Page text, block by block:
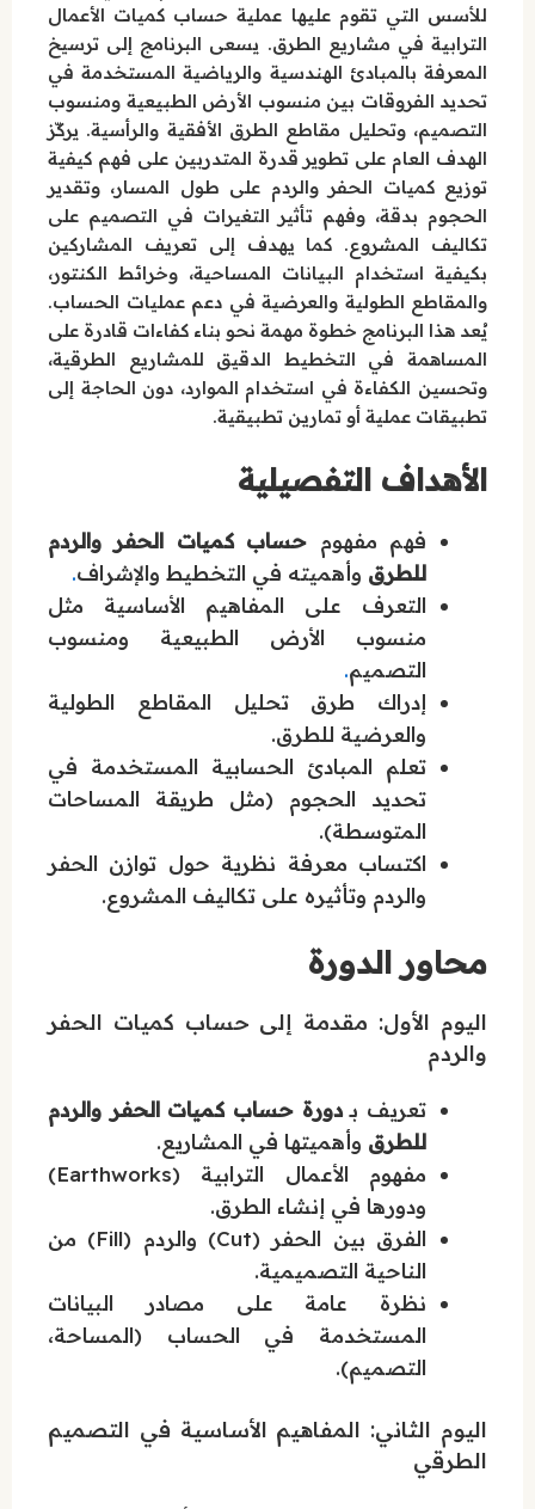
للأسس التي تقوم عليها عملية حساب كميات الأعمال
الترابية في مشاريع الطرق. يسعى البرنامج إلى ترسيخ
المعرفة بالمبادئ الهندسية والرياضية المستخدمة في
تحديد الفروقات بين منسوب الأرض الطبيعية ومنسوب
التصميم، وتحليل مقاطع الطرق الأفقية والرأسية. يركّز
الهدف العام على تطوير قدرة المتدربين على فهم كيفية
توزيع كميات الحفر والردم على طول المسار، وتقدير
الحجوم بدقة، وفهم تأثير التغيرات في التصميم على
تكاليف المشروع. كما يهدف إلى تعريف المشاركين
بكيفية استخدام البيانات المساحية، وخرائط الكنتور،
والمقاطع الطولية والعرضية في دعم عمليات الحساب.
يُعد هذا البرنامج خطوة مهمة نحو بناء كفاءات قادرة على
المساهمة في التخطيط الدقيق للمشاريع الطرقية،
وتحسين الكفاءة في استخدام الموارد، دون الحاجة إلى
تطبيقات عملية أو تمارين تطبيقية.
الأهداف التفصيلية
فهم مفهوم حساب كميات الحفر والردم
للطرق وأهميته في التخطيط والإشراف.
التعرف على المفاهيم الأساسية مثل
منسوب الأرض الطبيعية ومنسوب
التصميم.
إدراك طرق تحليل المقاطع الطولية
والعرضية للطرق.
تعلم المبادئ الحسابية المستخدمة في
تحديد الحجوم (مثل طريقة المساحات
المتوسطة).
اكتساب معرفة نظرية حول توازن الحفر
والردم وتأثيره على تكاليف المشروع.
محاور الدورة
اليوم الأول: مقدمة إلى حساب كميات الحفر
والردم
تعريف بـدورة حساب كميات الحفر والردم
للطرق وأهميتها في المشاريع.
مفهوم الأعمال الترابية (Earthworks)
ودورها في إنشاء الطرق.
الفرق بين الحفر (Cut) والردم (Fill) من
الناحية التصميمية.
نظرة عامة على مصادر البيانات
المستخدمة في الحساب (المساحة،
التصميم).
اليوم الثاني: المفاهيم الأساسية في التصميم
الطرقي